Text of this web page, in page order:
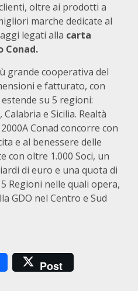
oltre ai prodotti a
marche dedicate al
legati alla carta
Conad.
grande cooperativa del
e fatturato, con
su 5 regioni:
e Sicilia. Realtà
Conad concorre con
e al benessere delle
con oltre 1.000 Soci, un
di euro e una quota di
Regioni nelle quali opera,
GDO nel Centro e Sud
Post